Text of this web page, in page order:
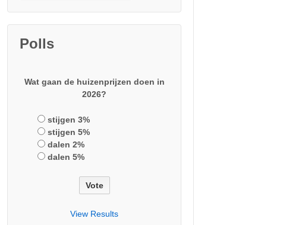
Polls
Wat gaan de huizenprijzen doen in
2026?
stijgen 3%
stijgen 5%
dalen 2%
dalen 5%
View Results